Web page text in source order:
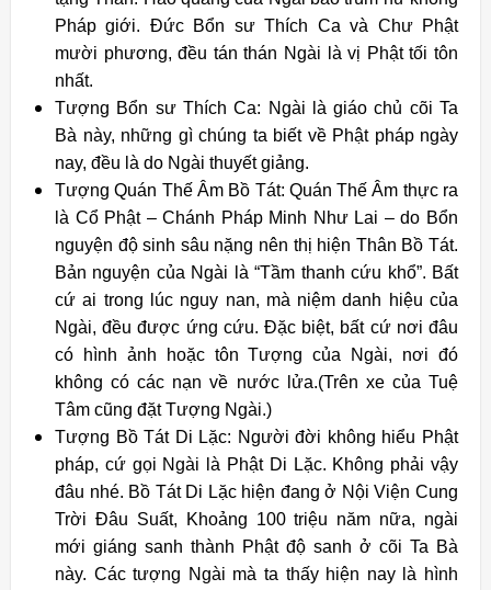
Pháp giới. Đức Bổn sư Thích Ca và Chư Phật
mười phương, đều tán thán Ngài là vị Phật tối tôn
nhất.
Tượng Bổn sư Thích Ca: Ngài là giáo chủ cõi Ta
Bà này, những gì chúng ta biết về Phật pháp ngày
nay, đều là do Ngài thuyết giảng.
Tượng Quán Thế Âm Bồ Tát: Quán Thế Âm thực ra
là Cổ Phật – Chánh Pháp Minh Như Lai – do Bổn
nguyện độ sinh sâu nặng nên thị hiện Thân Bồ Tát.
Bản nguyện của Ngài là “Tầm thanh cứu khổ”. Bất
cứ ai trong lúc nguy nan, mà niệm danh hiệu của
Ngài, đều được ứng cứu. Đặc biệt, bất cứ nơi đâu
có hình ảnh hoặc tôn Tượng của Ngài, nơi đó
không có các nạn về nước lửa.(Trên xe của Tuệ
Tâm cũng đặt Tượng Ngài.)
Tượng Bồ Tát Di Lặc: Người đời không hiểu Phật
pháp, cứ gọi Ngài là Phật Di Lặc. Không phải vậy
đâu nhé. Bồ Tát Di Lặc hiện đang ở Nội Viện Cung
Trời Đâu Suất, Khoảng 100 triệu năm nữa, ngài
mới giáng sanh thành Phật độ sanh ở cõi Ta Bà
này. Các tượng Ngài mà ta thấy hiện nay là hình